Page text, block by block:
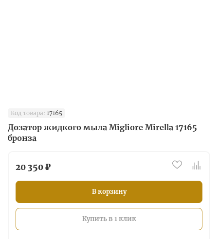
Код товара: 17165
Дозатор жидкого мыла Migliore Mirella 17165
бронза
20 350 ₽
В корзину
Купить в 1 клик